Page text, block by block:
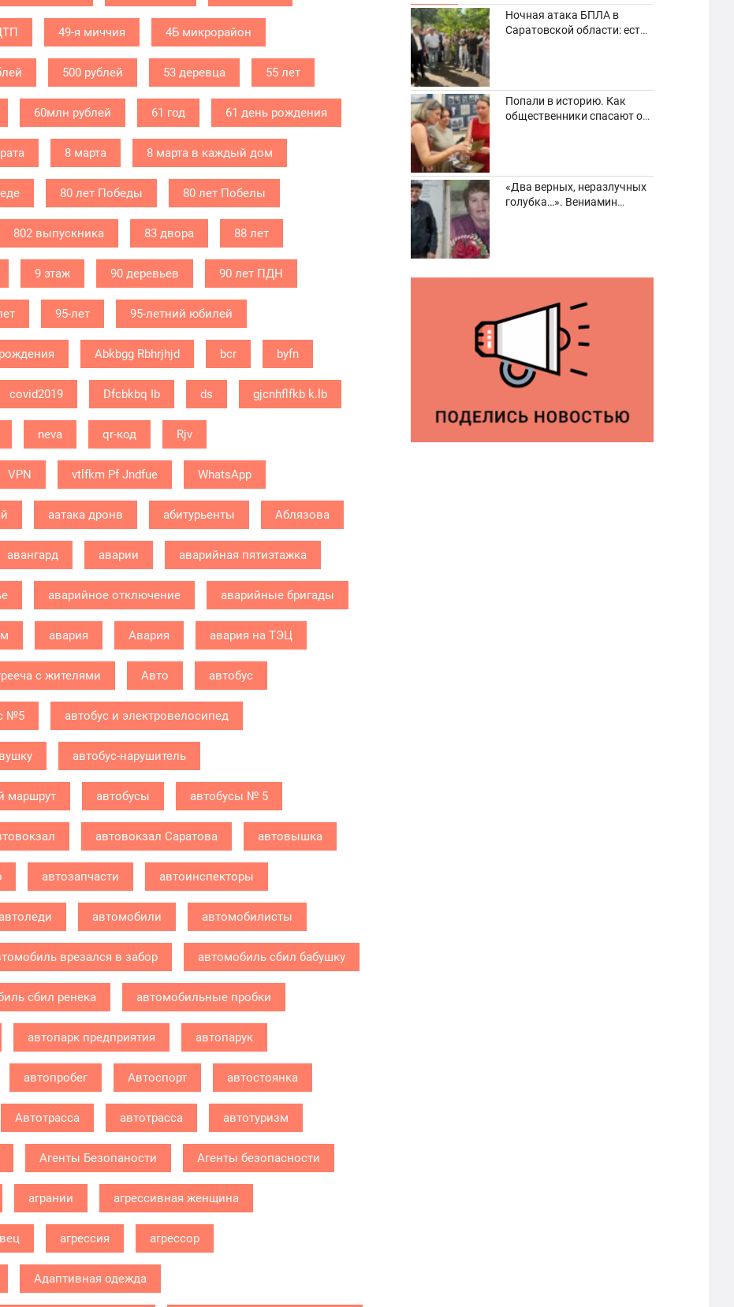
49-я миччия 4Б микрорайон
500 рублей 53 деревца 55 лет
60млн рублей 61 год 61 день рождения
8 марта 8 марта в каждый дом
80 лет Победы 80 лет Побелы
802 выпускника 83 двора 88 лет
9 этаж 90 деревьев 90 лет ПДН
95-лет 95-летний юбилей
Abkbgg Rbhrjhjd bcr byfn
covid2019 Dfcbkbq Ib ds gjcnhflfkb k.lb
neva qr-код Rjv
VPN vtlfkm Pf Jndfue WhatsApp
аатака дронв абитурьенты Аблязова
авангард аварии аварийная пятиэтажка
аварийное отключение аварийные бригады
авария Авария авария на ТЭЦ
с жителями Авто автобус
№5 автобус и электровелосипед
автобус-нарушитель
маршрут автобусы автобусы № 5
автовокзал Саратова автовышка
автозапчасти автоинспекторы
автоледи автомобили автомобилисты
врезался в забор автомобиль сбил бабушку
сбил ренека автомобильные пробки
автопарк предприятия автопарук
автопробег Автоспорт автостоянка
Автотрасса автотрасса автотуризм
Агенты Безопаности Агенты безопасности
агрании агрессивная женщина
агрессия агрессор
Адаптивная одежда
Ночная атака БПЛА в
Саратовской области: есть
Попали в историю. Как
общественники спасают от
«Два верных, неразлучных
голубка…». Вениамин